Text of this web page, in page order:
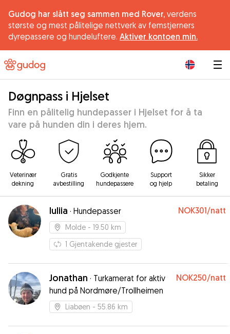
Gudog har slått seg sammen med Rover, verdens
største og mest pålitelige nettverk av femstjerners
dyrepassere og hundeluftere. Aktiver kontoen min.
Døgnpass i Hjelset
Finn en pålitelig hundepasser i Hjelset for å ta
vare på hunden din i deres hjem.
Veterinær
dekning
Gratis
avbestilling
Godkjente
hundepassere
Support
og hjelp
Sikker
betaling
Iuliia · Hundepasser NOK301/natt
Molde - 19.50 km
1 Gjentakende gjester
Jonathan · Turkamerat for aktiv
hund på Nordmøre/Trollheimen
NOK250/natt
Liabøen - 55.86 km